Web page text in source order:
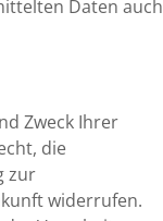
Daten auch
Zweck Ihrer
die
zur
widerrufen.